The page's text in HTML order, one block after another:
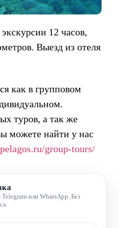
12 часов,
Выезд из отеля
как в групповом
туров, а так же
можете найти у нас
group-tours/
или WhatsApp. Без